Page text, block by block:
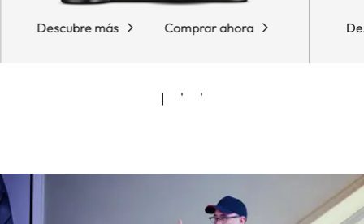
Descubre más Comprar ahora